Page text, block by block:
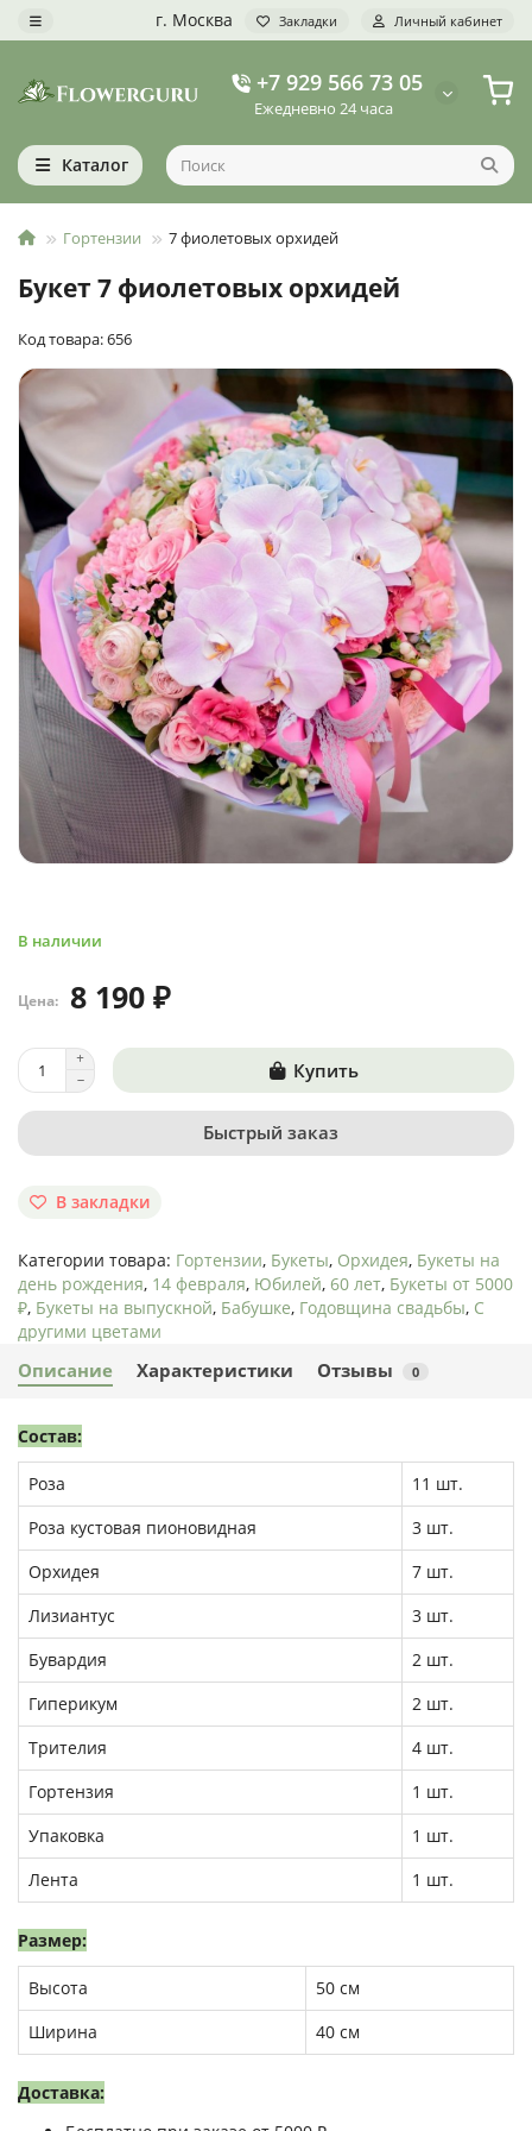
г. Москва Закладки Личный кабинет
+7 929 566 73 05
Ежедневно 24 часа
Каталог
Гортензии 7 фиолетовых орхидей
Букет 7 фиолетовых орхидей
Код товара: 656
В наличии
Цена: 8 190 ₽
Купить
Быстрый заказ
В закладки
Категории товара: Гортензии, Букеты, Орхидея, Букеты на
день рождения, 14 февраля, Юбилей, 60 лет, Букеты от 5000
₽, Букеты на выпускной, Бабушке, Годовщина свадьбы, С
другими цветами
Описание Характеристики Отзывы 0
Состав:
Роза
11 шт.
Роза кустовая пионовидная
3 шт.
Орхидея
7 шт.
Лизиантус
3 шт.
Бувардия
2 шт.
Гиперикум
2 шт.
Трителия
4 шт.
Гортензия
1 шт.
Упаковка
1 шт.
Лента
1 шт.
Размер:
Высота
50 см
Ширина
40 см
Доставка: